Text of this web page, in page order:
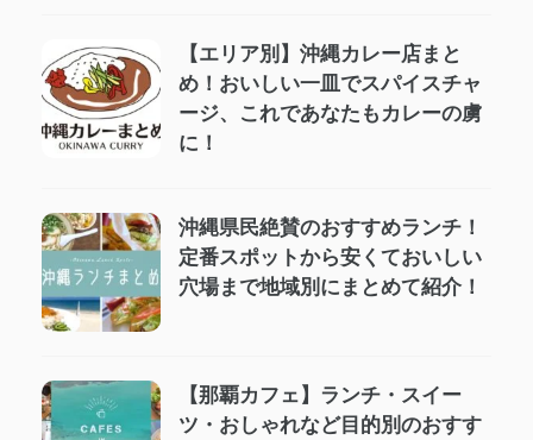
【エリア別】沖縄カレー店まと
め！おいしい一皿でスパイスチャ
ージ、これであなたもカレーの虜
に！
沖縄県民絶賛のおすすめランチ！
定番スポットから安くておいしい
穴場まで地域別にまとめて紹介！
【那覇カフェ】ランチ・スイー
ツ・おしゃれなど目的別のおすす